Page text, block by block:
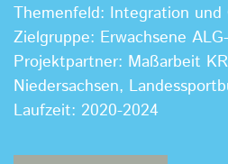
Themenfeld: Integration und
Zielgruppe: Erwachsene
Projektpartner: Maßarbeit
Niedersachsen,
Laufzeit: 2020-2024